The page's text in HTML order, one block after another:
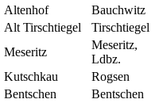
Altenhof
Bauchwitz
Alt Tirschtiegel
Tirschtiegel
Meseritz
Meseritz,
Ldbz.
Kutschkau
Rogsen
Bentschen
Bentschen